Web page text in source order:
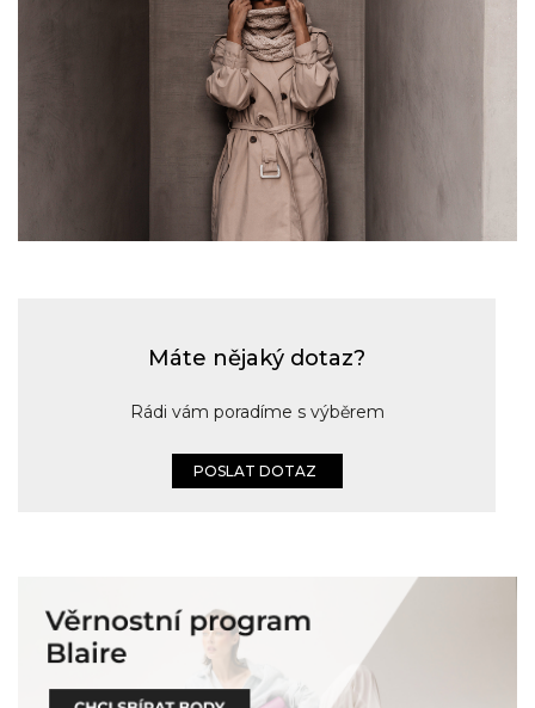
Máte nějaký dotaz?
Rádi vám poradíme s výběrem
POSLAT DOTAZ